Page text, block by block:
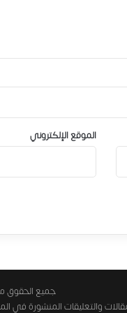
الموقع الإلكتروني
جميع الحقوق
والتعليقات المنشورة في